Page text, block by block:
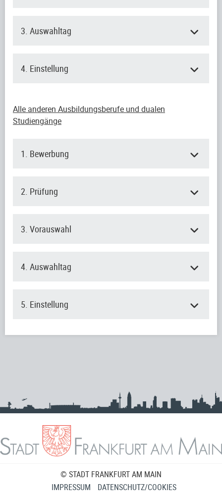
3. Auswahltag
4. Einstellung
Alle anderen Ausbildungsberufe und dualen
Studiengänge
1. Bewerbung
2. Prüfung
3. Vorauswahl
4. Auswahltag
5. Einstellung
© STADT FRANKFURT AM MAIN
IMPRESSUM
DATENSCHUTZ/COOKIES